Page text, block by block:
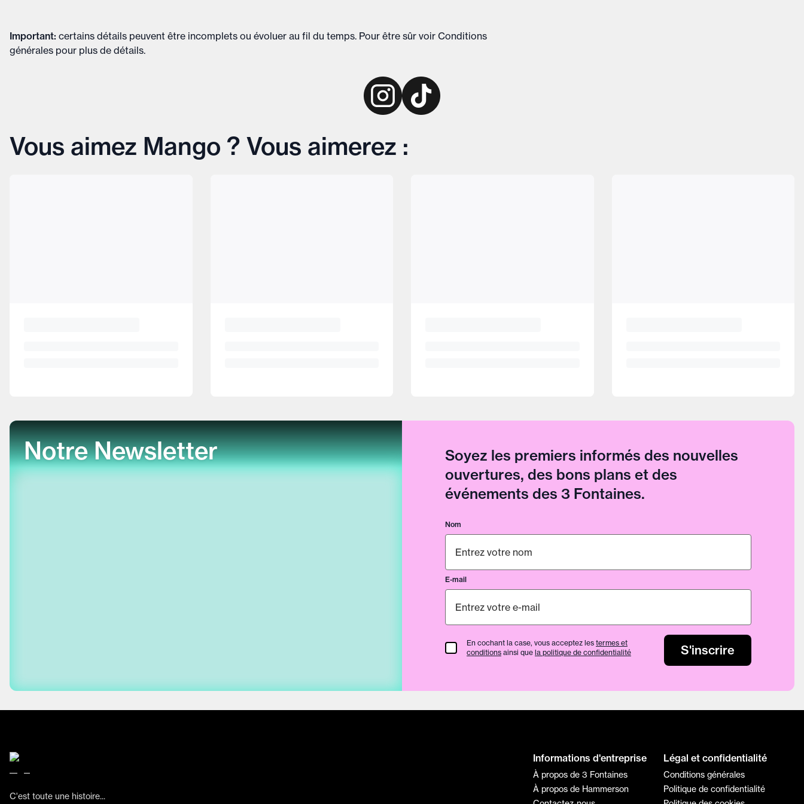
Important: certains détails peuvent être incomplets ou évoluer au fil du temps. Pour être sûr voir Conditions
générales pour plus de détails.
Vous aimez Mango ? Vous aimerez :
Notre Newsletter
Soyez les premiers informés des nouvelles
ouvertures, des bons plans et des
événements des 3 Fontaines.
Nom
E-mail
termes et conditions
En cochant la case, vous acceptez les termes et
conditions ainsi que la politique de confidentialité S'inscrire
C'est toute une histoire...
Informations d'entreprise
À propos de 3 Fontaines
À propos de Hammerson
Légal et confidentialité
Conditions générales
Politique de confidentialité